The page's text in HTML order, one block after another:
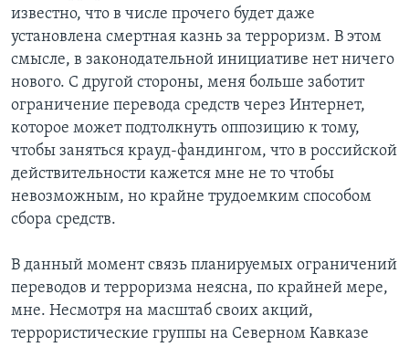
известно, что в числе прочего будет даже
установлена смертная казнь за терроризм. В этом
смысле, в законодательной инициативе нет ничего
нового. С другой стороны, меня больше заботит
ограничение перевода средств через Интернет,
которое может подтолкнуть оппозицию к тому,
чтобы заняться крауд-фандингом, что в российской
действительности кажется мне не то чтобы
невозможным, но крайне трудоемким способом
сбора средств.
В данный момент связь планируемых ограничений
переводов и терроризма неясна, по крайней мере,
мне. Несмотря на масштаб своих акций,
террористические группы на Северном Кавказе